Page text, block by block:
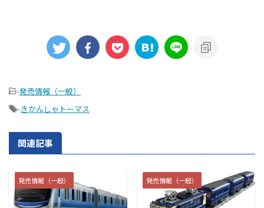
-発売情報（一般）
-きかんしゃトーマス
関連記事
発売情報（一般） 発売情報（一般）